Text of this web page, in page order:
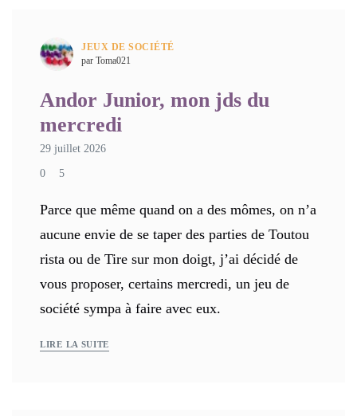
JEUX DE SOCIÉTÉ
par Toma021
Andor Junior, mon jds du
mercredi
29 juillet 2026
0 5
Parce que même quand on a des mômes, on n’a
aucune envie de se taper des parties de Toutou
rista ou de Tire sur mon doigt, j’ai décidé de
vous proposer, certains mercredi, un jeu de
société sympa à faire avec eux.
LIRE LA SUITE